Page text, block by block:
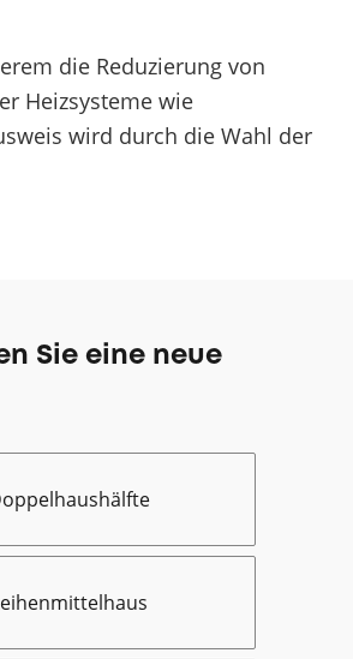
die Reduzierung von
Heizsysteme wie
wird durch die Wahl der
Sie eine neue